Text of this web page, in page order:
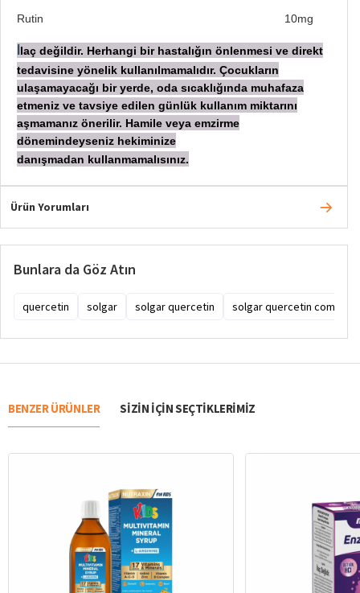
Rutin 10mg
laç değildir. Herhangi bir hastalığın önlenmesi ve direkt
tedavisine yönelik kullanılmamalıdır. Çocukların
ulaşamayacağı bir yerde, oda sıcaklığında muhafaza
etmeniz ve tavsiye edilen günlük kullanım miktarını
aşmamanız önerilir. Hamile veya emzirme
dönemindeyseniz hekiminize
danışmadan kullanmamalısınız.
Ürün Yorumları
Bunlara da Göz Atın
quercetin solgar solgar quercetin solgar quercetin complex
BENZER ÜRÜNLER SIZIN IÇIN SEÇTIKLERIMIZ